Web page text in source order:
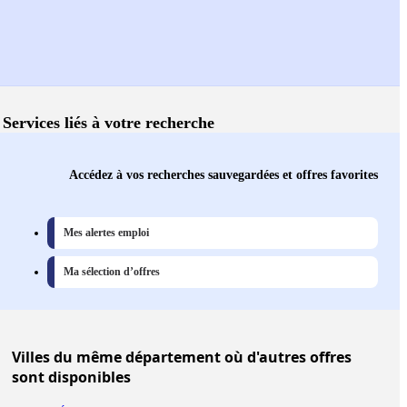
Services liés à votre recherche
Accédez à vos recherches sauvegardées et offres favorites
Mes alertes emploi
Ma sélection d’offres
Villesdu même département où d'autres offres
sont disponibles